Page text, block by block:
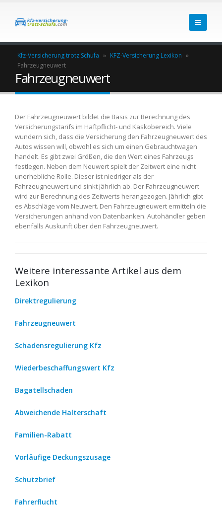
Kfz-Versicherung trotz Schufa » KFZ-Versicherung Lexikon »
Fahrzeugneuwert
Fahrzeugneuwert
Der Fahrzeugneuwert bildet die Basis zur Berechnung des
Versicherungstarifs im Haftpflicht- und Kaskobereich. Viele
wundern sich, dass die Versicherung den Fahrzeugneuwert des
Autos wissen will, obwohl es sich um einen Gebrauchtwagen
handelt. Es gibt zwei Größen, die den Wert eines Fahrzeugs
festlegen. Neben dem Neuwert spielt der Zeitwert eine nicht
unerhebliche Rolle. Dieser ist niedriger als der
Fahrzeugneuwert und sinkt jährlich ab. Der Fahrzeugneuwert
wird zur Berechnung des Zeitwerts herangezogen. Jährlich gibt
es Abschläge vom Neuwert. Den Fahrzeugneuwert ermitteln die
Versicherungen anhand von Datenbanken. Autohändler geben
ebenfalls Auskunft über den Fahrzeugneuwert.
Weitere interessante Artikel aus dem
Lexikon
Direktregulierung
Fahrzeugneuwert
Schadensregulierung Kfz
Wiederbeschaffungswert Kfz
Bagatellschaden
Abweichende Halterschaft
Familien-Rabatt
Vorläufige Deckungszusage
Schutzbrief
Fahrerflucht